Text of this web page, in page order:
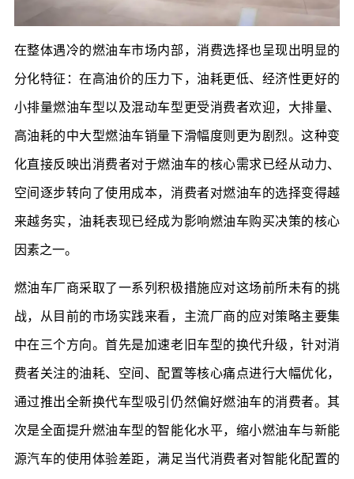
在整体遇冷的燃油车市场内部，消费选择也呈现出明显的
分化特征：在高油价的压力下，油耗更低、经济性更好的
小排量燃油车型以及混动车型更受消费者欢迎，大排量、
高油耗的中大型燃油车销量下滑幅度则更为剧烈。这种变
化直接反映出消费者对于燃油车的核心需求已经从动力、
空间逐步转向了使用成本，消费者对燃油车的选择变得越
来越务实，油耗表现已经成为影响燃油车购买决策的核心
因素之一。
燃油车厂商采取了一系列积极措施应对这场前所未有的挑
战，从目前的市场实践来看，主流厂商的应对策略主要集
中在三个方向。首先是加速老旧车型的换代升级，针对消
费者关注的油耗、空间、配置等核心痛点进行大幅优化，
通过推出全新换代车型吸引仍然偏好燃油车的消费者。其
次是全面提升燃油车型的智能化水平，缩小燃油车与新能
源汽车的使用体验差距，满足当代消费者对智能化配置的